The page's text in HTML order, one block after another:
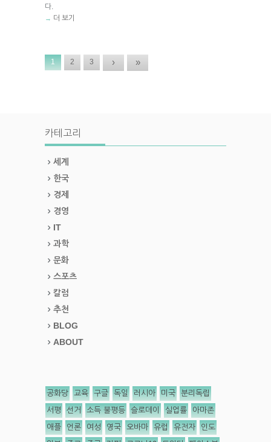
다.
→ 더 보기
1 2 3 › »
카테고리
세계
한국
경제
경영
IT
과학
문화
스포츠
칼럼
추천
BLOG
ABOUT
공화당 교육 구글 독일 러시아 미국 분리독립
서평 선거 소득 불평등 슬로데이 실업률 아마존
애플 언론 여성 영국 오바마 유럽 유전자 인도